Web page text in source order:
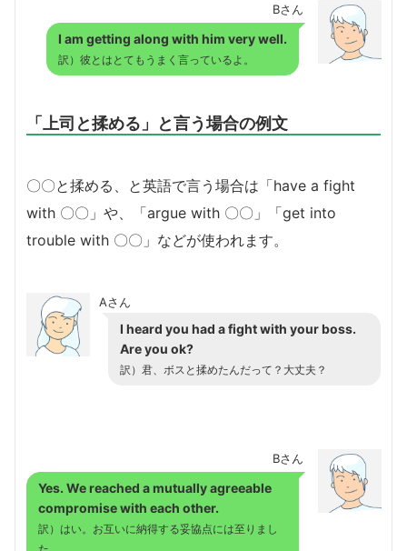
Bさん
I am getting along with him very well.
訳）彼とはとてもうまく言っているよ。
「上司と揉める」と言う場合の例文
〇〇と揉める、と英語で言う場合は「have a fight
with 〇〇」や、「argue with 〇〇」「get into
trouble with 〇〇」などが使われます。
Aさん
I heard you had a fight with your boss.
Are you ok?
訳）君、ボスと揉めたんだって？大丈夫？
Bさん
Yes. We reached a mutually agreeable
compromise with each other.
訳）はい。お互いに納得する妥協点には至りまし